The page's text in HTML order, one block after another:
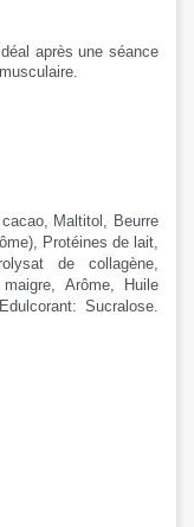
après une séance
Maltitol, Beurre
), Protéines de lait,
de collagène,
, Arôme, Huile
Edulcorant: Sucralose.